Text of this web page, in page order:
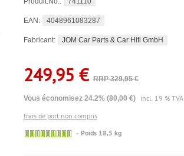
EAN: 4048961083287
Fabricant: JOM Car Parts & Car Hifi GmbH
249,95 € RRP 329,95 €
Vous économisez 24.2% (80,00 €)
incl. 19 % TVA
frais de port non compris
🟢 Poids 18,5 kg